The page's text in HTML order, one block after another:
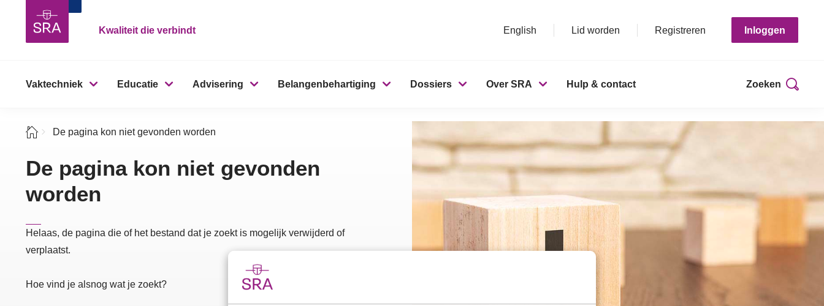
Kwaliteit die verbindt English Lid worden Registreren Inloggen
Vaktechniek Educatie Advisering Belangenbehartiging Dossiers Over SRA Hulp & contact Zoeken
De pagina kon niet gevonden worden
De pagina kon niet gevonden
worden
Helaas, de pagina die of het bestand dat je zoekt is mogelijk verwijderd of
verplaatst.
Hoe vind je alsnog wat je zoekt?